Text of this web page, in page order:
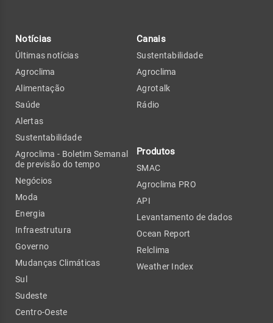
Notícias
Últimas notícias
Agroclima
Alimentação
Saúde
Alertas
Sustentabilidade
Agroclima - Boletim Semanal
de previsão do tempo
Negócios
Moda
Energia
Infraestrutura
Governo
Mudanças Climáticas
Sul
Sudeste
Centro-Oeste
Canais
Sustentabilidade
Agroclima
Agrotalk
Rádio
Produtos
SMAC
Agroclima PRO
API
Levantamento de dados
Ocean Report
Relclima
Weather Index